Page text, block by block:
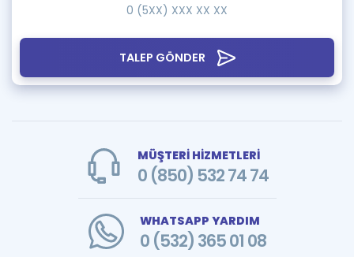
TALEP GÖNDER
MÜŞTERİ HİZMETLERİ
0 (850) 532 74 74
WHATSAPP YARDIM
0 (532) 365 01 08